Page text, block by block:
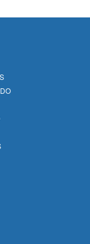
no
Relações de
Impactos